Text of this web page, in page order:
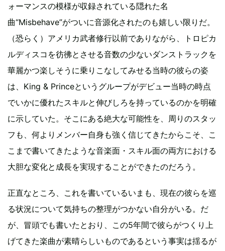
ォーマンスの模様が収録されている隠れた名
曲“Misbehave”がついに音源化されたのも嬉しい限りだ。
（恐らく）アメリカ武者修行以前でありながら、トロピカ
ルディスコを彷彿とさせる音数の少ないダンストラックを
華麗かつ楽しそうに乗りこなしてみせる当時の彼らの姿
は、King & Princeというグループがデビュー当時の時点
でいかに優れたスキルと伸びしろを持っているのかを明確
に示していた。そこにある絶大な可能性を、周りのスタッ
フも、何よりメンバー自身も強く信じてきたからこそ、こ
こまで書いてきたような音楽面・スキル面の両方における
大胆な変化と成長を実現することができたのだろう。
正直なところ、これを書いているいまも、現在の彼らを巡
る状況について気持ちの整理がつかない自分がいる。だ
が、冒頭でも書いたとおり、この5年間で彼らがつくり上
げてきた楽曲が素晴らしいものであるという事実は揺るが